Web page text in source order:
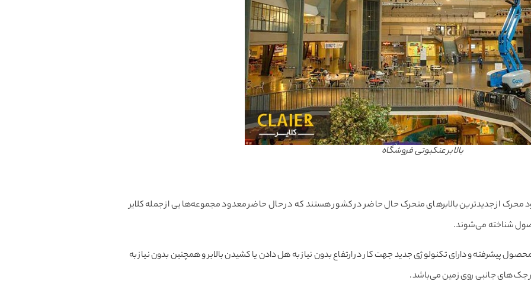
بالابر عنکبوتی فروشگاه
محرک از جدیدترین بالابرهای متحرک حال حاضر در کشور هستند که در حال حاضر معدود مجموعه‌هایی از جمله کلایر
شناخته می‌شوند.
پیشرفته و دارای تکنولوژی جدید جهت کار در ارتفاع بدون نیاز به هل دادن یا کشیدن بالابر و همچنین بدون نیاز به
جک های جانبی روی زمین می‌باشد.